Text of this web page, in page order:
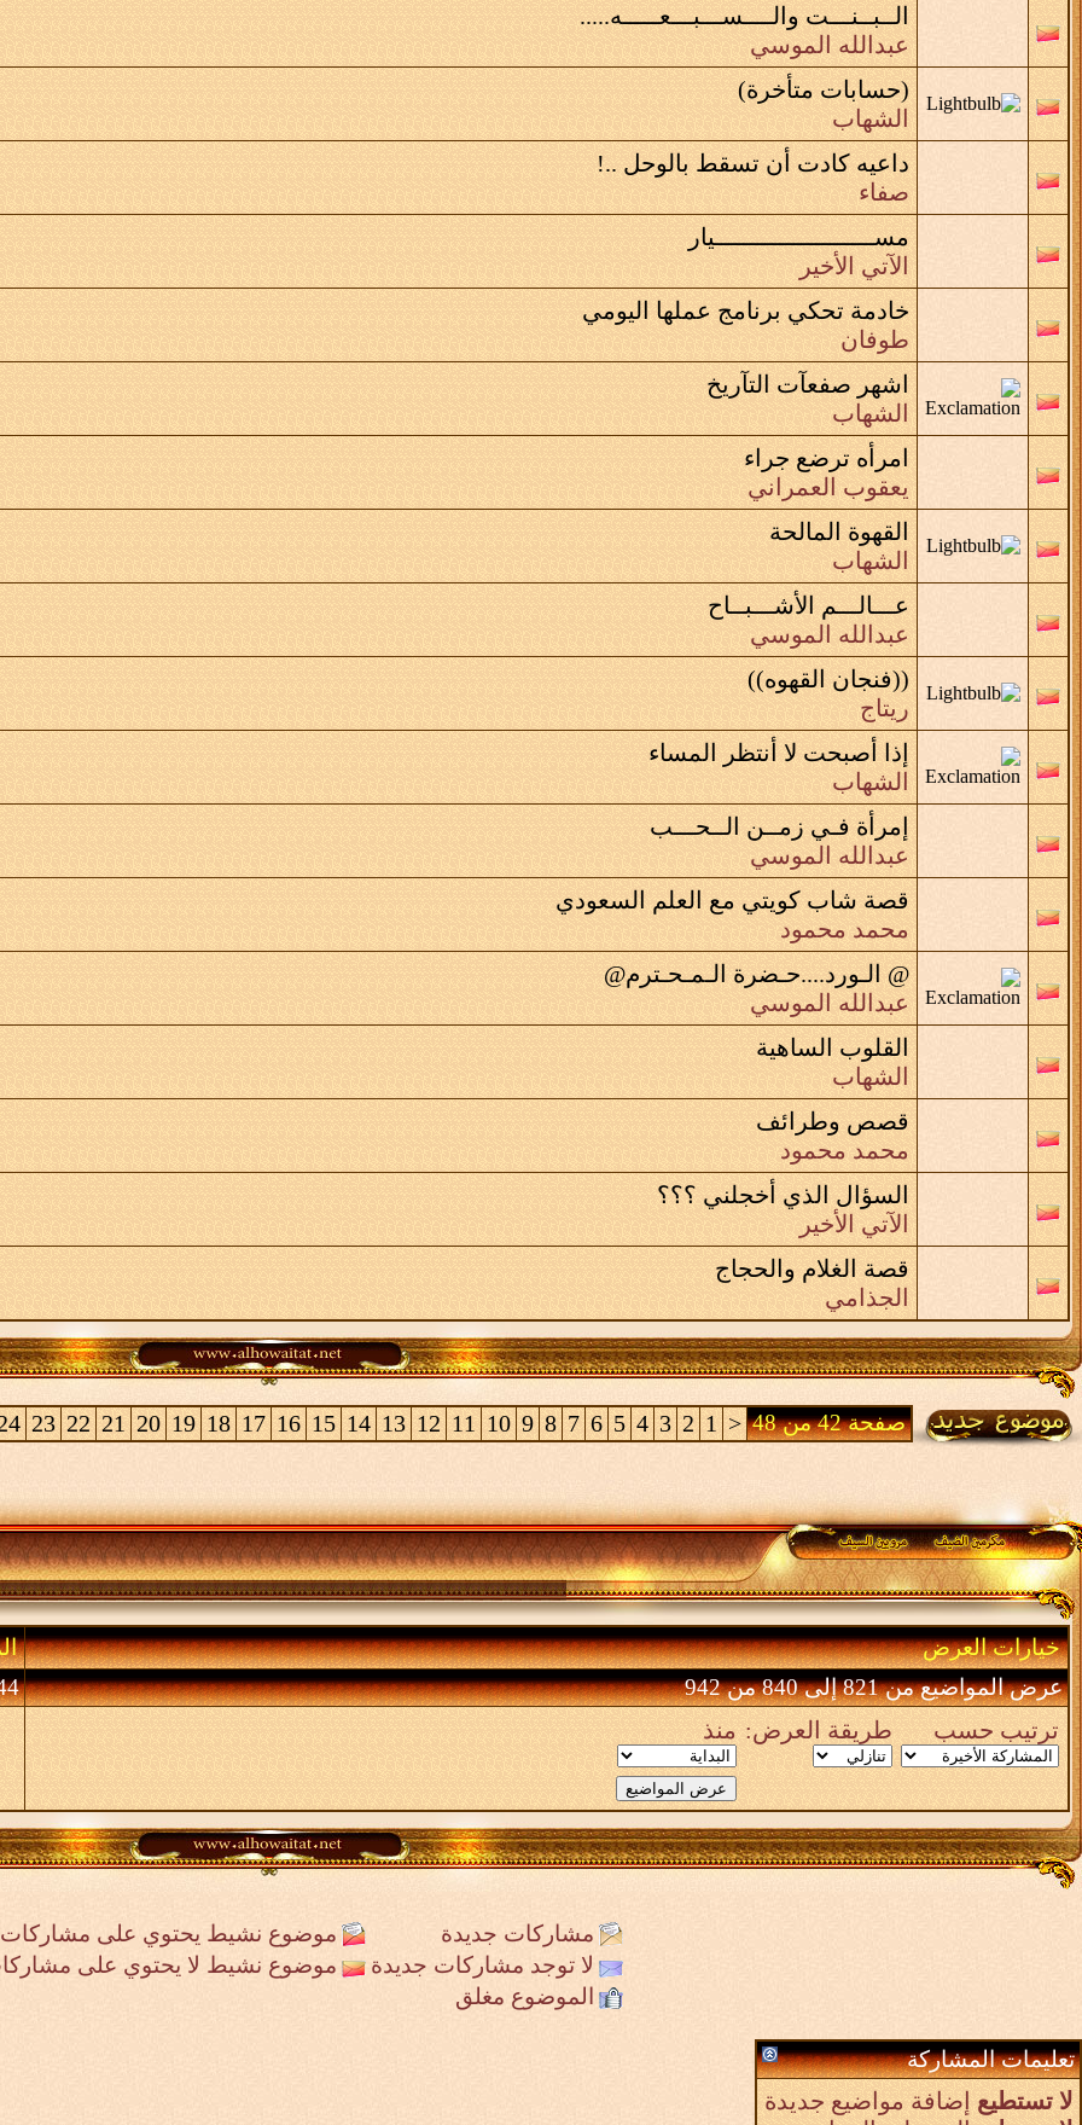
الــبــنـــت والــــســـبـــعـــــه.....
عبدالله الموسي
(حسابات متأخرة)
الشهاب
داعيه كادت أن تسقط بالوحل ..!
صفاء
مســــــــــــــــــــــيار
الآتي الأخير
خادمة تحكي برنامج عملها اليومي
طوفان
اشهر صفعآت التآريخ
الشهاب
امرأه ترضع جراء
يعقوب العمراني
القهوة المالحة
الشهاب
عـــالـــم الأشـــبــاح
عبدالله الموسي
((فنجان القهوه))
ريتاج
إذا أصبحت لا أنتظر المساء
الشهاب
إمرأة فـي زمــن الــحـــب
عبدالله الموسي
قصة شاب كويتي مع العلم السعودي
محمد محمود
@ الـورد....حـضرة الـمـحـترم@
عبدالله الموسي
القلوب الساهية
الشهاب
قصص وطرائف
محمد محمود
السؤال الذي أخجلني ؟؟؟
الآتي الأخير
قصة الغلام والحجاج
الجذامي
صفحة 42 من 48 <
1
2
3
4
5
6
7
8
9
10
11
12
13
14
15
16
17
18
19
20
21
22
23
خيارات العرض
عرض المواضيع من 821 إلى 840 من 942
44 (الأعضاء 0
ترتيب حسب طريقة العرض: منذ
مشاركات جديدة
موضوع نشيط يحتوي على مشاركات
لا توجد مشاركات جديدة
موضوع نشيط لا يحتوي على
الموضوع مغلق
تعليمات المشاركة
لا تستطيع إضافة مواضيع جديدة